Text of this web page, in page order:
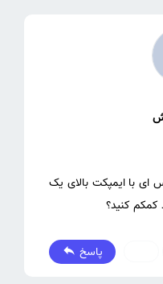
ای با ایمپکت بالای یک
پاسخ